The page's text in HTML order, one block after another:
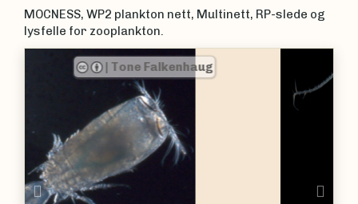
MOCNESS, WP2 plankton nett, Multinett, RP-slede og
lysfelle for zooplankton.
Previous